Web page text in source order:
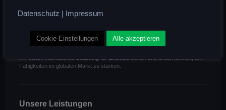
Individuelles Coaching für globalen Erfolg
Wir bieten individuelles Coaching für Einzelpersonen und Unternehmen, um
Fähigkeiten im globalen Markt zu stärken.
Unsere Leistungen
Datenschutz Impressum
Cookie-Einstellungen Alle akzeptieren